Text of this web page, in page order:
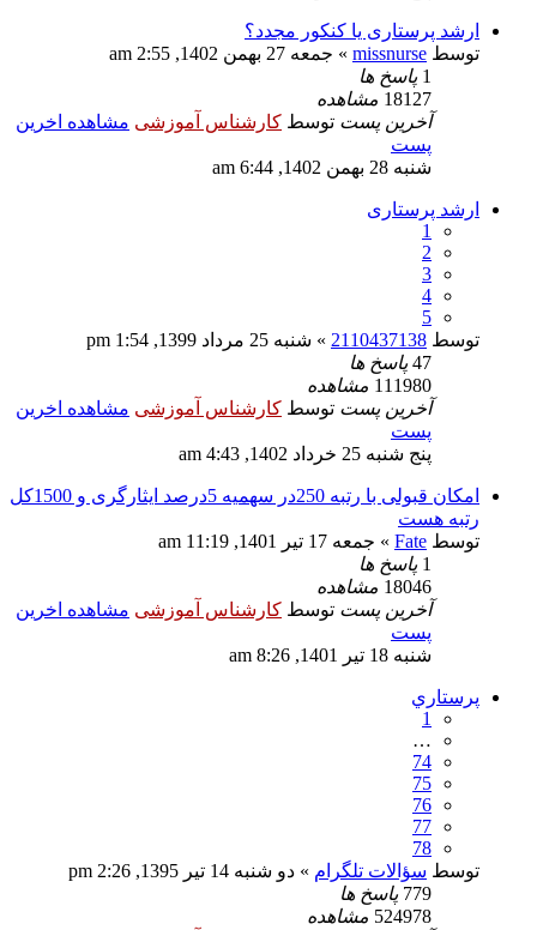
ارشد پرستاری یا کنکور مجدد؟
توسط missnurse » جمعه 27 بهمن 1402, 2:55 am
1 پاسخ ها
18127 مشاهده
آخرین پست توسط کارشناس آموزشی مشاهده اخرین
پست
شنبه 28 بهمن 1402, 6:44 am
ارشد پرستاری
1
2
3
4
5
توسط 2110437138 » شنبه 25 مرداد 1399, 1:54 pm
47 پاسخ ها
111980 مشاهده
آخرین پست توسط کارشناس آموزشی مشاهده اخرین
پست
پنج شنبه 25 خرداد 1402, 4:43 am
امکان قبولی با رتبه 250در سهمیه 5درصد ایثارگری و 1500کل
رتبه هست
توسط Fate » جمعه 17 تیر 1401, 11:19 am
1 پاسخ ها
18046 مشاهده
آخرین پست توسط کارشناس آموزشی مشاهده اخرین
پست
شنبه 18 تیر 1401, 8:26 am
پرستاري
1
…
74
75
76
77
78
توسط سؤالات تلگرام » دو شنبه 14 تیر 1395, 2:26 pm
779 پاسخ ها
524978 مشاهده